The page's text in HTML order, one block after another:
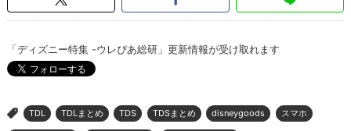
「ディズニー特集 -ウレぴあ総研」更新情報が受け取れます
> TDL TDLまとめ TDS TDSまとめ disneygoods スマホ